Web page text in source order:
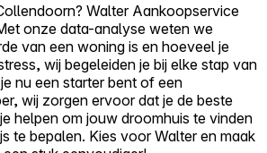
Walter Aankoopservice
onze data-analyse weten we
van een woning is en hoeveel je
wij begeleiden je bij elke stap van
nu een starter bent of een
wij zorgen ervoor dat je de beste
helpen om jouw droomhuis te vinden
te bepalen. Kies voor Walter en maak